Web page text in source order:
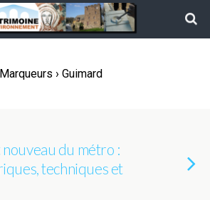
Marqueurs › Guimard
nouveau du métro :
techniques et